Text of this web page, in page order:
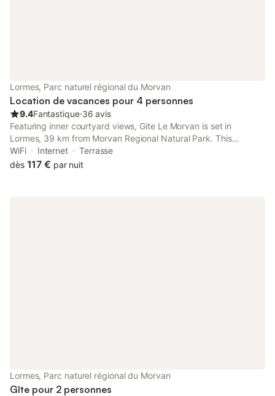
Lormes, Parc naturel régional du Morvan
Location de vacances pour 4 personnes
9.4Fantastique⋅36 avis
Featuring inner courtyard views, Gite Le Morvan is set in
Lormes, 39 km from Morvan Regional Natural Park. This
property offers access to a terrace, free private parking and
free WiFi.
WiFi Internet
Terrasse
dès 117 € par nuit
Lormes, Parc naturel régional du Morvan
Gîte pour 2 personnes